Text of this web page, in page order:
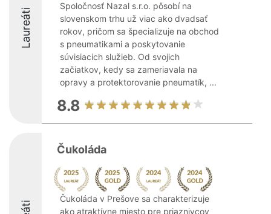
Laureáti
Spoločnosť Nazal s.r.o. pôsobí na
slovenskom trhu už viac ako dvadsať
rokov, pričom sa špecializuje na obchod
s pneumatikami a poskytovanie
súvisiacich služieb. Od svojich
začiatkov, kedy sa zameriavala na
opravy a protektorovanie pneumatík, ...
8.8
Čukoláda
Čukoláda v Prešove sa charakterizuje
ako atraktívne miesto pre priaznivcov